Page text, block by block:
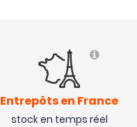
Entrepôts en France
stock en temps réel